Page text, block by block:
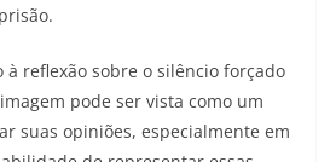
reflexão sobre o silêncio forçado
pode ser vista como um
suas opiniões, especialmente em